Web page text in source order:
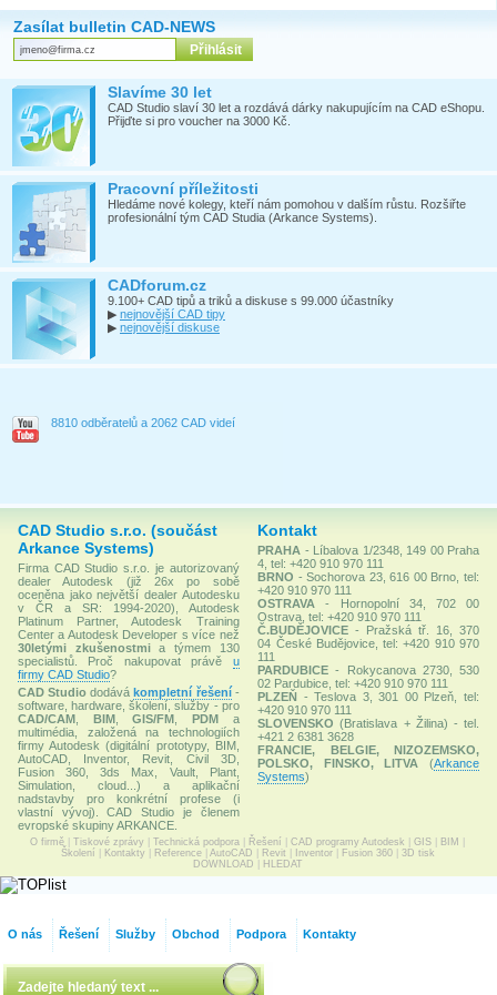
Zasílat bulletin CAD-NEWS
Slavíme 30 let
CAD Studio slaví 30 let a rozdává dárky nakupujícím na CAD eShopu.
Přijďte si pro voucher na 3000 Kč.
Pracovní příležitosti
Hledáme nové kolegy, kteří nám pomohou v dalším růstu. Rozšiřte
profesionální tým CAD Studia (Arkance Systems).
CADforum.cz
9.100+ CAD tipů a triků a diskuse s 99.000 účastníky
▶ nejnovější CAD tipy
▶ nejnovější diskuse
8810 odběratelů a 2062 CAD videí
CAD Studio s.r.o. (součást
Arkance Systems)
Firma CAD Studio s.r.o. je autorizovaný
dealer Autodesk (již 26x po sobě
oceněna jako největší dealer Autodesku
v ČR a SR: 1994-2020), Autodesk
Platinum Partner, Autodesk Training
Center a Autodesk Developer s více než
30letými zkušenostmia týmem 130
specialistů. Proč nakupovat právě u
firmy CAD Studio?
CAD Studio dodává kompletní řešení-
software, hardware, školení, služby - pro
CAD/CAM
BIM ,GIS/FM PDM
a
multimédia, založená na technologiích
firmy Autodesk (digitální prototypy, BIM,
AutoCAD, Inventor, Revit, Civil 3D,
Fusion 360, 3ds Max, Vault, Plant,
Simulation, cloud...) a aplikační
nadstavby pro konkrétní profese (i
vlastní vývoj). CAD Studio je členem
evropské skupiny ARKANCE.
Kontakt
PRAHA - Líbalova 1/2348, 149 00 Praha
4, tel: +420 910 970 111
BRNO - Sochorova 23, 616 00 Brno, tel:
+420 910 970 111
OSTRAVA
- Hornopolní 34, 702 00
Ostrava, tel: +420 910 970 111
Č.BUDĚJOVICE - Pražská tř. 16, 370
04 České Budějovice, tel: +420 910 970
111
PARDUBICE - Rokycanova 2730, 530
02 Pardubice, tel: +420 910 970 111
PLZEŇ
- Teslova 3, 301 00 Plzeň, tel:
+420 910 970 111
SLOVENSKO (Bratislava + Žilina) - tel.
+421 2 6381 3628
FRANCIE, BELGIE, NIZOZEMSKO,
POLSKO, FINSKO, LITVA
(Arkance
Systems)
O firmě Tiskové zprávy Technická podpora Řešení CAD programy Autodesk GIS BIM
Školení
Kontakty Reference| AutoCAD Revit Inventor| Fusion 360| 3D tisk
DOWNLOAD
HLEDAT
O nás Řešení Služby Obchod Podpora Kontakty